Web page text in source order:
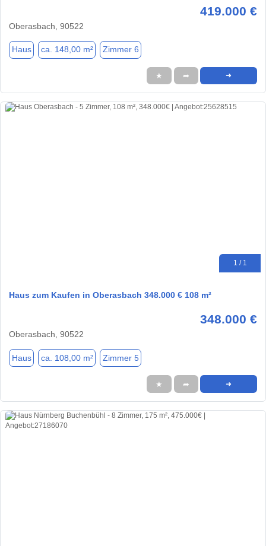
419.000 €
Oberasbach, 90522
Haus ca. 148,00 m² Zimmer 6
★ ➦ ➜
1 / 1
Haus zum Kaufen in Oberasbach 348.000 € 108 m²
348.000 €
Oberasbach, 90522
Haus ca. 108,00 m² Zimmer 5
★ ➦ ➜